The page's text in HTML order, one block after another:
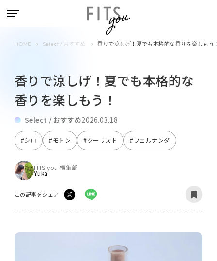
HOME Select / おすすめ 香りで涼しげ！夏でも本格的な香りを楽しもう
香りで涼しげ！夏でも本格的な
香りを楽しもう！
Select / おすすめ2026.03.18
#シロ #モトン #クーリスト #フェルナンダ
FITS you.編集部
Yuka
この記事をシェア